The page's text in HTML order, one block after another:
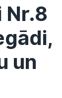
Nr.8
un